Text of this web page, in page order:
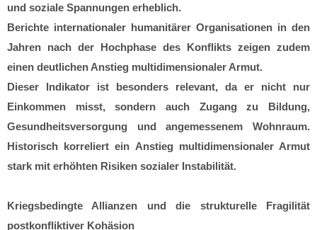
und soziale Spannungen erheblich.
Berichte internationaler humanitärer Organisationen in den
Jahren nach der Hochphase des Konflikts zeigen zudem
einen deutlichen Anstieg multidimensionaler Armut.
Dieser Indikator ist besonders relevant, da er nicht nur
Einkommen misst, sondern auch Zugang zu Bildung,
Gesundheitsversorgung und angemessenem Wohnraum.
Historisch korreliert ein Anstieg multidimensionaler Armut
stark mit erhöhten Risiken sozialer Instabilität.
Kriegsbedingte Allianzen und die strukturelle Fragilität
postkonfliktiver Kohäsion